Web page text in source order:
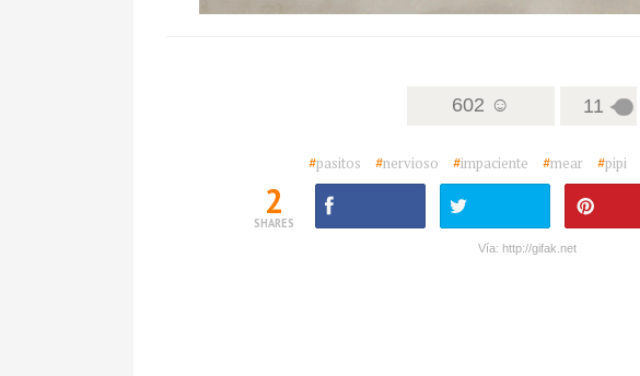
602 ☺ 11
#pasitos #nervioso #impaciente #mear #pipi
2
SHARES
Vía: http://gifak.net